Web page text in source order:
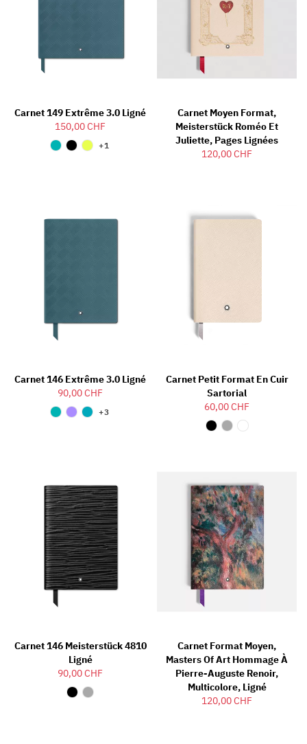
Carnet 149 Extrême 3.0 Ligné
150,00 CHF
+1
Carnet Moyen Format,
Meisterstück Roméo Et
Juliette, Pages Lignées
120,00 CHF
Carnet 146 Extrême 3.0 Ligné
90,00 CHF
+3
Carnet Petit Format En Cuir
Sartorial
60,00 CHF
Carnet 146 Meisterstück 4810
Ligné
90,00 CHF
Carnet Format Moyen,
Masters Of Art Hommage À
Pierre-Auguste Renoir,
Multicolore, Ligné
120,00 CHF